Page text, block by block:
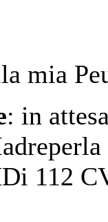
mia
: in
112